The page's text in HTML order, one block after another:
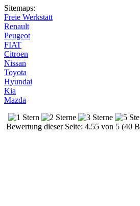
Sitemaps:
Freie Werkstatt
Renault
Peugeot
FIAT
Citroen
Nissan
Toyota
Hyundai
Kia
Mazda
Bewertung dieser Seite: 4.55 von 5 (40